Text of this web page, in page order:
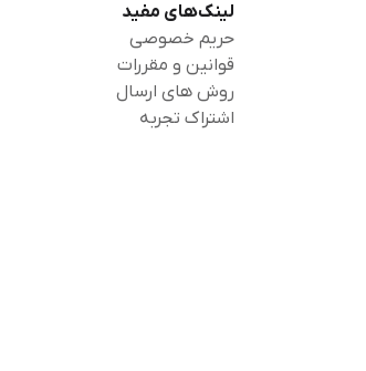
لینک‌های مفید
حریم خصوصی
قوانین و مقررات
روش های ارسال
اشتراک تجربه